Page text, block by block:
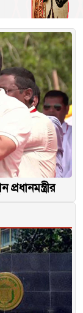
প্রধানমন্ত্রীর